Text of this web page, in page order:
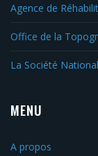
Agence de
Office de la
La Société
MENU
A propos